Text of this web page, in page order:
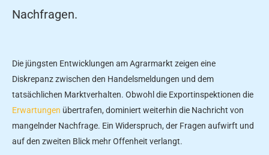
Nachfragen.
Die jüngsten Entwicklungen am Agrarmarkt zeigen eine
Diskrepanz zwischen den Handelsmeldungen und dem
tatsächlichen Marktverhalten. Obwohl die Exportinspektionen die
Erwartungen übertrafen, dominiert weiterhin die Nachricht von
mangelnder Nachfrage. Ein Widerspruch, der Fragen aufwirft und
auf den zweiten Blick mehr Offenheit verlangt.